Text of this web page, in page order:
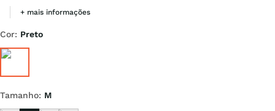
+ mais informações
Cor: Preto
Tamanho: M